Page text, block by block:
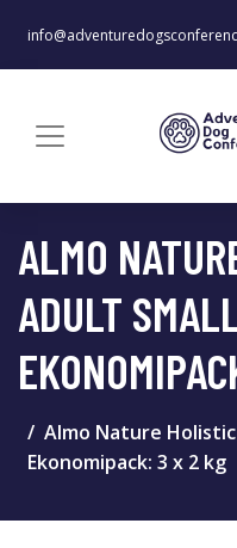
ALMO
ADULT
Almo Nature
Ekonomipack: 3 x 2 kg